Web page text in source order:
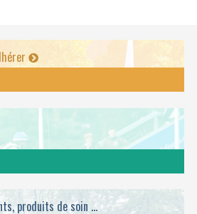
produits de soin ...